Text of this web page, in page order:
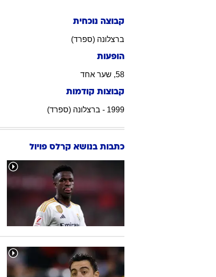
קבוצה נוכחית
ברצלונה (ספרד)
הופעות
58, שער אחד
קבוצות קודמות
1999 - ברצלונה (ספרד)
כתבות בנושא קרלס פויול